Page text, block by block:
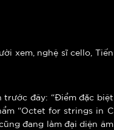
xem, nghệ sĩ cello, Tiến
đây: “Điểm đặc biệt
“Octet for strings in C
đang làm đại diện âm